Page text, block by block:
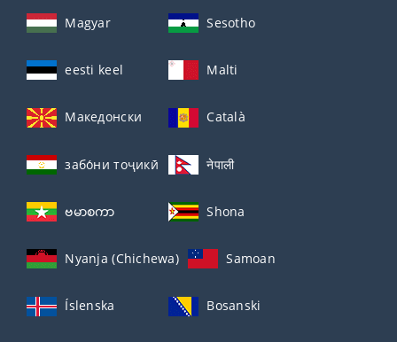
Magyar Sesotho
eesti keel Malti
Македонски Català
забо́ни тоҷикӣ́ नेपाली
ဗမာစကာ Shona
Nyanja (Chichewa) Samoan
Íslenska Bosanski